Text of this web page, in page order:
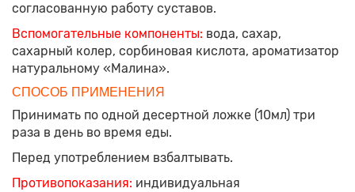
согласованную работу суставов.
Вспомогательные компоненты: вода, сахар,
сахарный колер, сорбиновая кислота, ароматизатор
натуральному «Малина».
СПОСОБ ПРИМЕНЕНИЯ
Принимать по одной десертной ложке (10мл) три
раза в день во время еды.
Перед употреблением взбалтывать.
Противопоказания: индивидуальная